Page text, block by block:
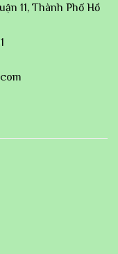
11, Thành Phố Hồ